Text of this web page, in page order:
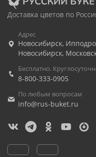
Доставка цветов по
Адрес
Новосибирск,
Новосибирск,
Бесплатно.
8-800-333-0905
По любым вопросам
info@rus-buket.ru